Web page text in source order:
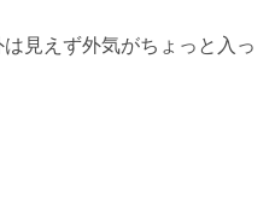
見えず外気がちょっと入っ